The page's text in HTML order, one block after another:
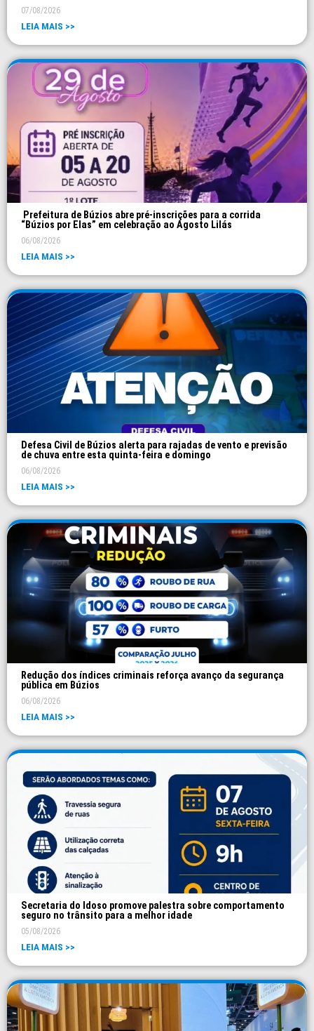
07/08/2026
LEIA MAIS >>
Prefeitura de Búzios abre pré-inscrições para a corrida
“Búzios por Elas” em celebração ao Agosto Lilás
06/08/2026
LEIA MAIS >>
Defesa Civil de Búzios alerta para rajadas de vento e previsão
de chuva entre esta quinta-feira e domingo
06/08/2026
LEIA MAIS >>
Redução dos índices criminais reforça avanço da segurança
pública em Búzios
06/08/2026
LEIA MAIS >>
Secretaria do Idoso promove palestra sobre comportamento
seguro no trânsito para a melhor idade
05/08/2026
LEIA MAIS >>